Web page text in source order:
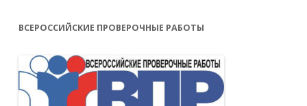
ВСЕРОССИЙСКИЕ ПРОВЕРОЧНЫЕ РАБОТЫ